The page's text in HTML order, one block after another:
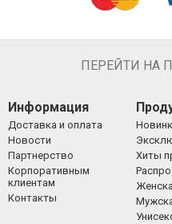
ПЕРЕЙТИ НА
Информация
Доставка и оплата
Новости
Партнерство
Корпоративным
клиентам
Контакты
Хиты